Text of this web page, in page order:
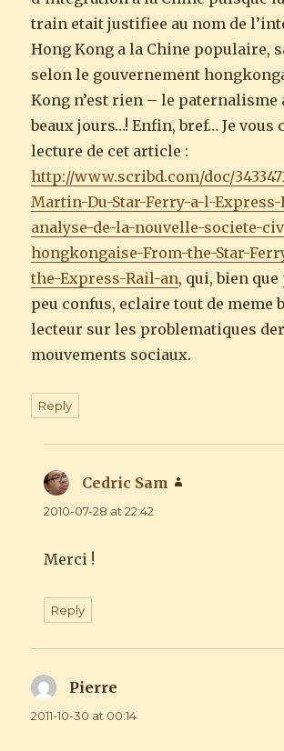
train etait justifiee au nom de
Hong Kong a la Chine populaire,
selon le gouvernement
Kong n’est rien – le paternalisme
beaux jours…! Enfin, bref… Je vous
lecture de cet article :
http://www.scribd.com/doc/
Martin-Du-Star-Ferry-a-l-
analyse-de-la-nouvelle-societe-
hongkongaise-From-the-Star-
the-Express-Rail-an, qui, bien
peu confus, eclaire tout de meme
lecteur sur les problematiques
mouvements sociaux.
Reply
Cedric Sam
2010-07-28 at 22:42
Merci !
Reply
Pierre
2011-10-30 at 00:14